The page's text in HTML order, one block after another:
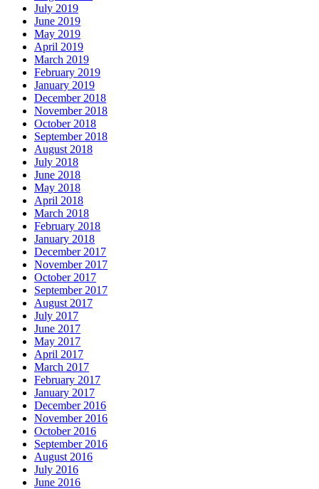
July 2019
June 2019
May 2019
April 2019
March 2019
February 2019
January 2019
December 2018
November 2018
October 2018
September 2018
August 2018
July 2018
June 2018
May 2018
April 2018
March 2018
February 2018
January 2018
December 2017
November 2017
October 2017
September 2017
August 2017
July 2017
June 2017
May 2017
April 2017
March 2017
February 2017
January 2017
December 2016
November 2016
October 2016
September 2016
August 2016
July 2016
June 2016